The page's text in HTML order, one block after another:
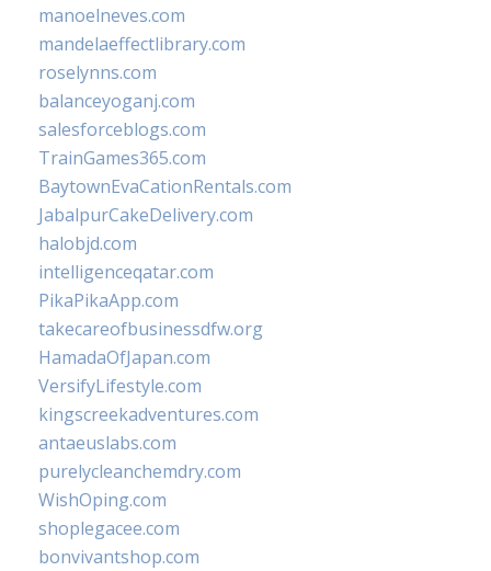
manoelneves.com
mandelaeffectlibrary.com
roselynns.com
balanceyoganj.com
salesforceblogs.com
TrainGames365.com
BaytownEvaCationRentals.com
JabalpurCakeDelivery.com
halobjd.com
intelligenceqatar.com
PikaPikaApp.com
takecareofbusinessdfw.org
HamadaOfJapan.com
VersifyLifestyle.com
kingscreekadventures.com
antaeuslabs.com
purelycleanchemdry.com
WishOping.com
shoplegacee.com
bonvivantshop.com